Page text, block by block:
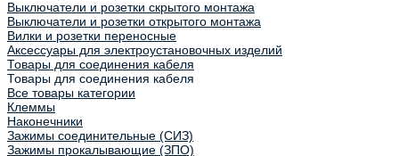
Выключатели и розетки скрытого монтажа
Выключатели и розетки открытого монтажа
Вилки и розетки переносные
Аксессуары для электроустановочных изделий
Товары для соединения кабеля
Товары для соединения кабеля
Все товары категории
Клеммы
Наконечники
Зажимы соединительные (СИЗ)
Зажимы прокалывающие (ЗПО)